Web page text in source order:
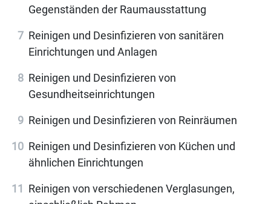
Gegenständen der Raumausstattung
Reinigen und Desinfizieren von sanitären
Einrichtungen und Anlagen
Reinigen und Desinfizieren von
Gesundheitseinrichtungen
Reinigen und Desinfizieren von Reinräumen
Reinigen und Desinfizieren von Küchen und
ähnlichen Einrichtungen
Reinigen von verschiedenen Verglasungen,